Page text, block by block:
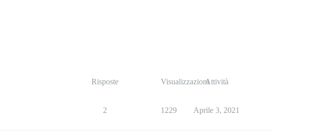
Risposte VisualizzazioniAttività
2 1229 Aprile 3, 2021